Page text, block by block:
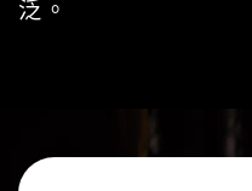
泛。